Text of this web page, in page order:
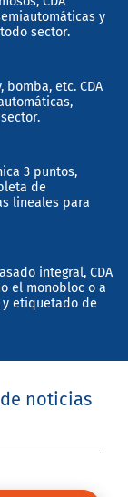
y
sector.
etc. CDA
3 puntos,
de
lineales para
integral, CDA
el monobloc o a
etiquetado de
noticias